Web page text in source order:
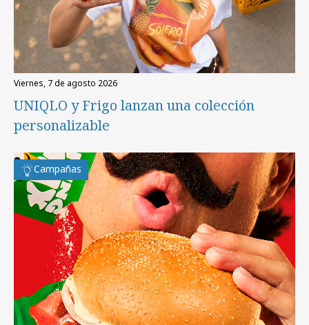
viernes, 7 de agosto 2026
UNIQLO y Frigo lanzan una colección
personalizable
Campañas